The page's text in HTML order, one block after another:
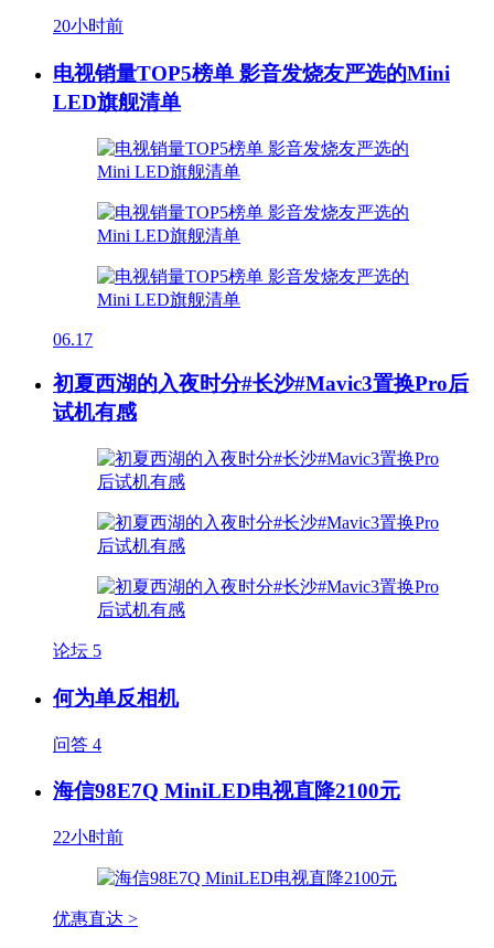
20小时前
电视销量TOP5榜单 影音发烧友严选的Mini
LED旗舰清单
06.17
初夏西湖的入夜时分#长沙#Mavic3置换Pro后
试机有感
论坛 5
何为单反相机
问答 4
海信98E7Q MiniLED电视直降2100元
22小时前
优惠直达 >